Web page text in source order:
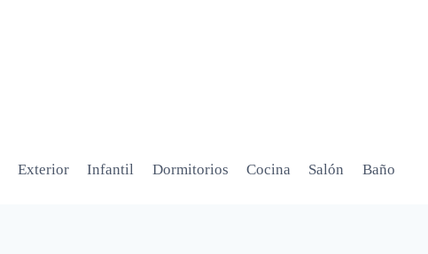
Exterior Infantil Dormitorios Cocina Salón Baño